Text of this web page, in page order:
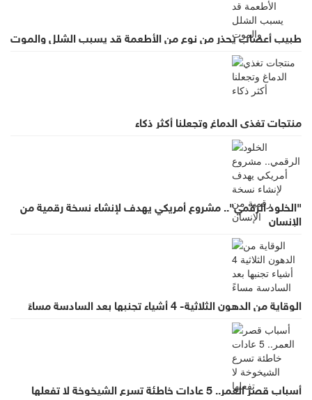
طبيب أعصاب يحذر من نوع من الأطعمة قد يسبب الشلل والموت
منتجات تغذي الدماغ وتجعلنا أكثر ذكاء
"الخلود الرقمي".. مشروع أمريكي يهدف لإنشاء نسخة رقمية من
الإنسان
الوقاية من الدهون الثلاثية- 4 أشياء تجنبها بعد السادسة مساءً
أسباب قصر العمر.. 5 عادات خاطئة تسرع الشيخوخة لا تفعلها